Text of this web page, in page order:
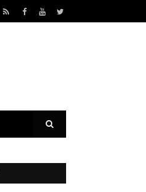
RSS Facebook
YouTube
Twitter